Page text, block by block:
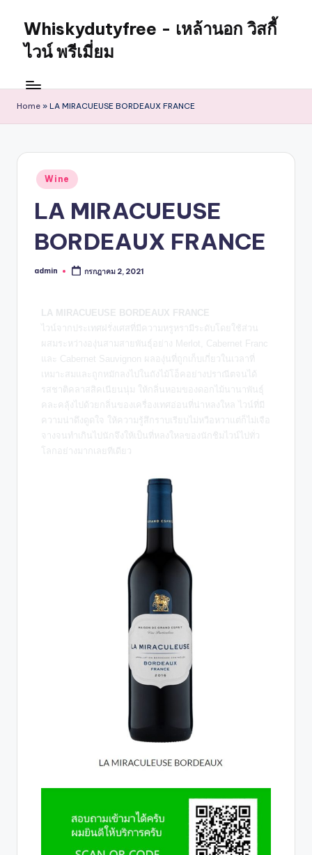
Whiskydutyfree - เหล้านอก วิสกี้
ไวน์ พรีเมี่ยม
Home » LA MIRACUEUSE BORDEAUX FRANCE
Wine
LA MIRACUEUSE
BORDEAUX FRANCE
admin กรกฎาคม 2, 2021
LA MIRACUEUSE BORDEAUX FRANCE
ไวน์จากประเทศฝรั่งเศสที่มีความหรูหรามีระดับโดยใช้ส่วน
ผสมระหว่างองุ่นสามสายพันธุ์อย่าง Merlot, Cabernet Franc
และ Cabernet Sauvignon ผลองุ่นที่ถูกเก็บเกี่ยวในเวลาที่
เหมาะสมและถูกหมักลงไปในถังไม้โอ็คอย่างปราณีตจนได้
รสชาติคลาสสิคเนียนนุ่ม ให้กลิ่นหอมของดอกไม้นานาพันธุ์
คละคลุ้งไปด้วยกลิ่นของเครื่องเทศอ่อนที่น่าหลงใหล ไวน์ที่มี
ความน่าดึงดูดใจ ให้ความรู้สึกราบเรียบไม่หวือหวาแต่ก็ไม่เจือ
จางจนทำเกินไปนักจึงให้เป็นที่หลงใหลของนักชิมไวน์ไปทั่ว
โลกอย่างมากเลยทีเดียว